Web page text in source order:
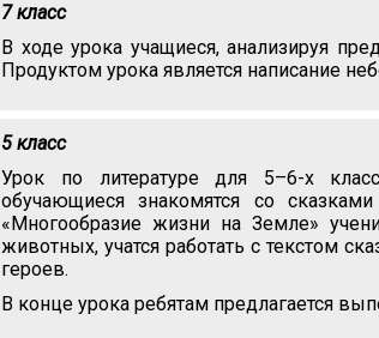
7 класс
В ходе урока учащиеся, анализируя
Продуктом урока является написание
5 класс
Урок по литературе для 5–6-х
обучающиеся знакомятся со
«Многообразие жизни на Земле»
животных, учатся работать с текстом
героев.
В конце урока ребятам предлагается